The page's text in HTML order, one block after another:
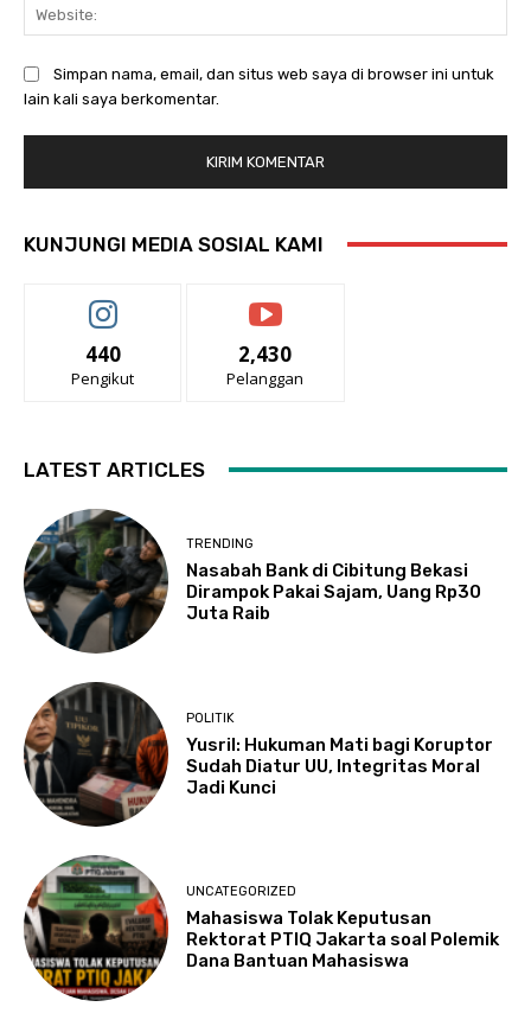
Simpan nama, email, dan situs web saya di browser ini untuk
lain kali saya berkomentar.
KUNJUNGI MEDIA SOSIAL KAMI
440
Pengikut
2,430
Pelanggan
LATEST ARTICLES
TRENDING
Nasabah Bank di Cibitung Bekasi
Dirampok Pakai Sajam, Uang Rp30
Juta Raib
POLITIK
Yusril: Hukuman Mati bagi Koruptor
Sudah Diatur UU, Integritas Moral
Jadi Kunci
UNCATEGORIZED
Mahasiswa Tolak Keputusan
Rektorat PTIQ Jakarta soal Polemik
Dana Bantuan Mahasiswa